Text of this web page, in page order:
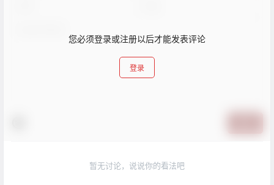
您必须登录或注册以后才能发表评论
登录
暂无讨论，说说你的看法吧